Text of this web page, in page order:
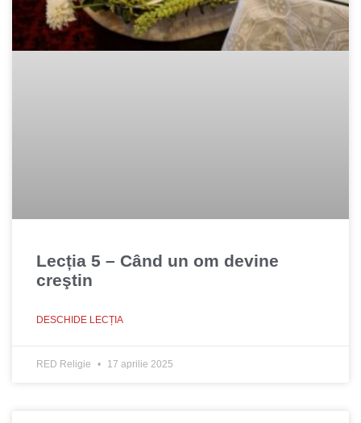
Lecția 5 – Când un om devine
creştin
DESCHIDE LECȚIA
RED Religie 17 aprilie 2025